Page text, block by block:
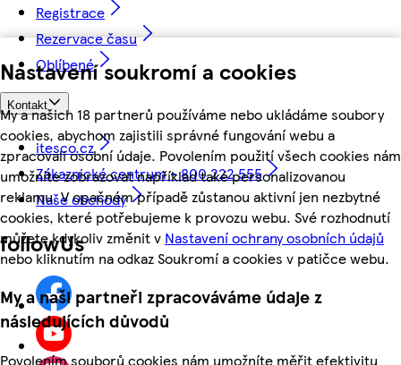
Nastavení soukromí a cookies
My a našich 18 partnerů používáme nebo ukládáme soubory
cookies, abychom zajistili správné fungování webu a
zpracovali osobní údaje. Povolením použití všech cookies nám
umožníte zobrazovat například také personalizovanou
reklamu. V opačném případě zůstanou aktivní jen nezbytné
cookies, které potřebujeme k provozu webu. Své rozhodnutí
můžete kdykoliv změnit v Nastavení ochrany osobních údajů
nebo kliknutím na odkaz Soukromí a cookies v patičce webu.
My a naši partneři zpracováváme údaje z
následujících důvodů
Povolením souborů cookies nám umožníte měřit efektivitu
Registrace
Rezervace času
Oblíbené
Kontakt
itesco.cz
Zákaznické centrum - 800 222 555
Naše obchody
followUs